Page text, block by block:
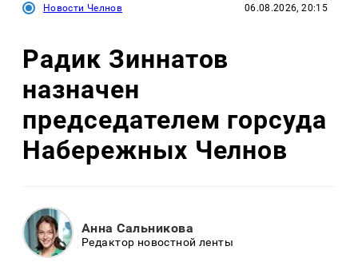
Новости Челнов 06.08.2026, 20:15
Радик Зиннатов
назначен
председателем горсуда
Набережных Челнов
Анна Сальникова
Редактор новостной ленты